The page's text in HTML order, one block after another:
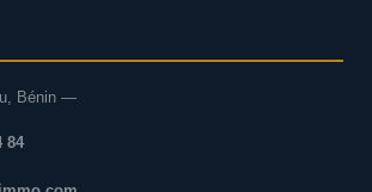
Bénin —
84